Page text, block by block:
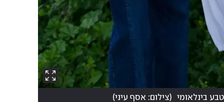
בינלאומי (צילום: אסף עיני)